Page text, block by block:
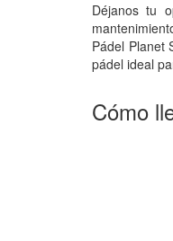
Déjanos tu
Pádel Planet
pádel ideal
Cómo